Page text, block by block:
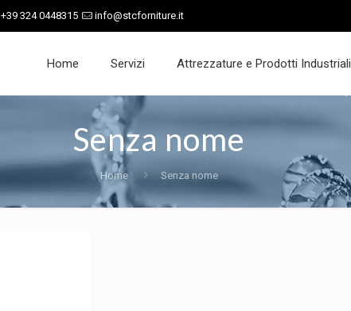
+39 324 0448315 info@stcforniture.it
Home Servizi Attrezzature e Prodotti Industriali
Senza nome
Home Senza nome